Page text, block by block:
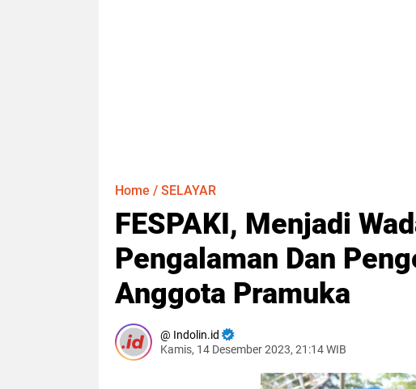
Home / SELAYAR
FESPAKI, Menjadi
Pengalaman Dan
Anggota Pramuka
Indolin.id
Kamis, 14 Desember 2023, 21:14 WIB